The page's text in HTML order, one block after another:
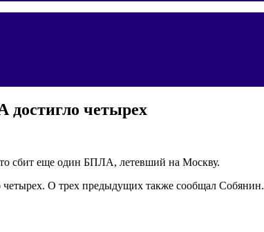
четырех
сбит еще один БПЛА, летевший на Москву.
О трех предыдущих также сообщал Собянин.